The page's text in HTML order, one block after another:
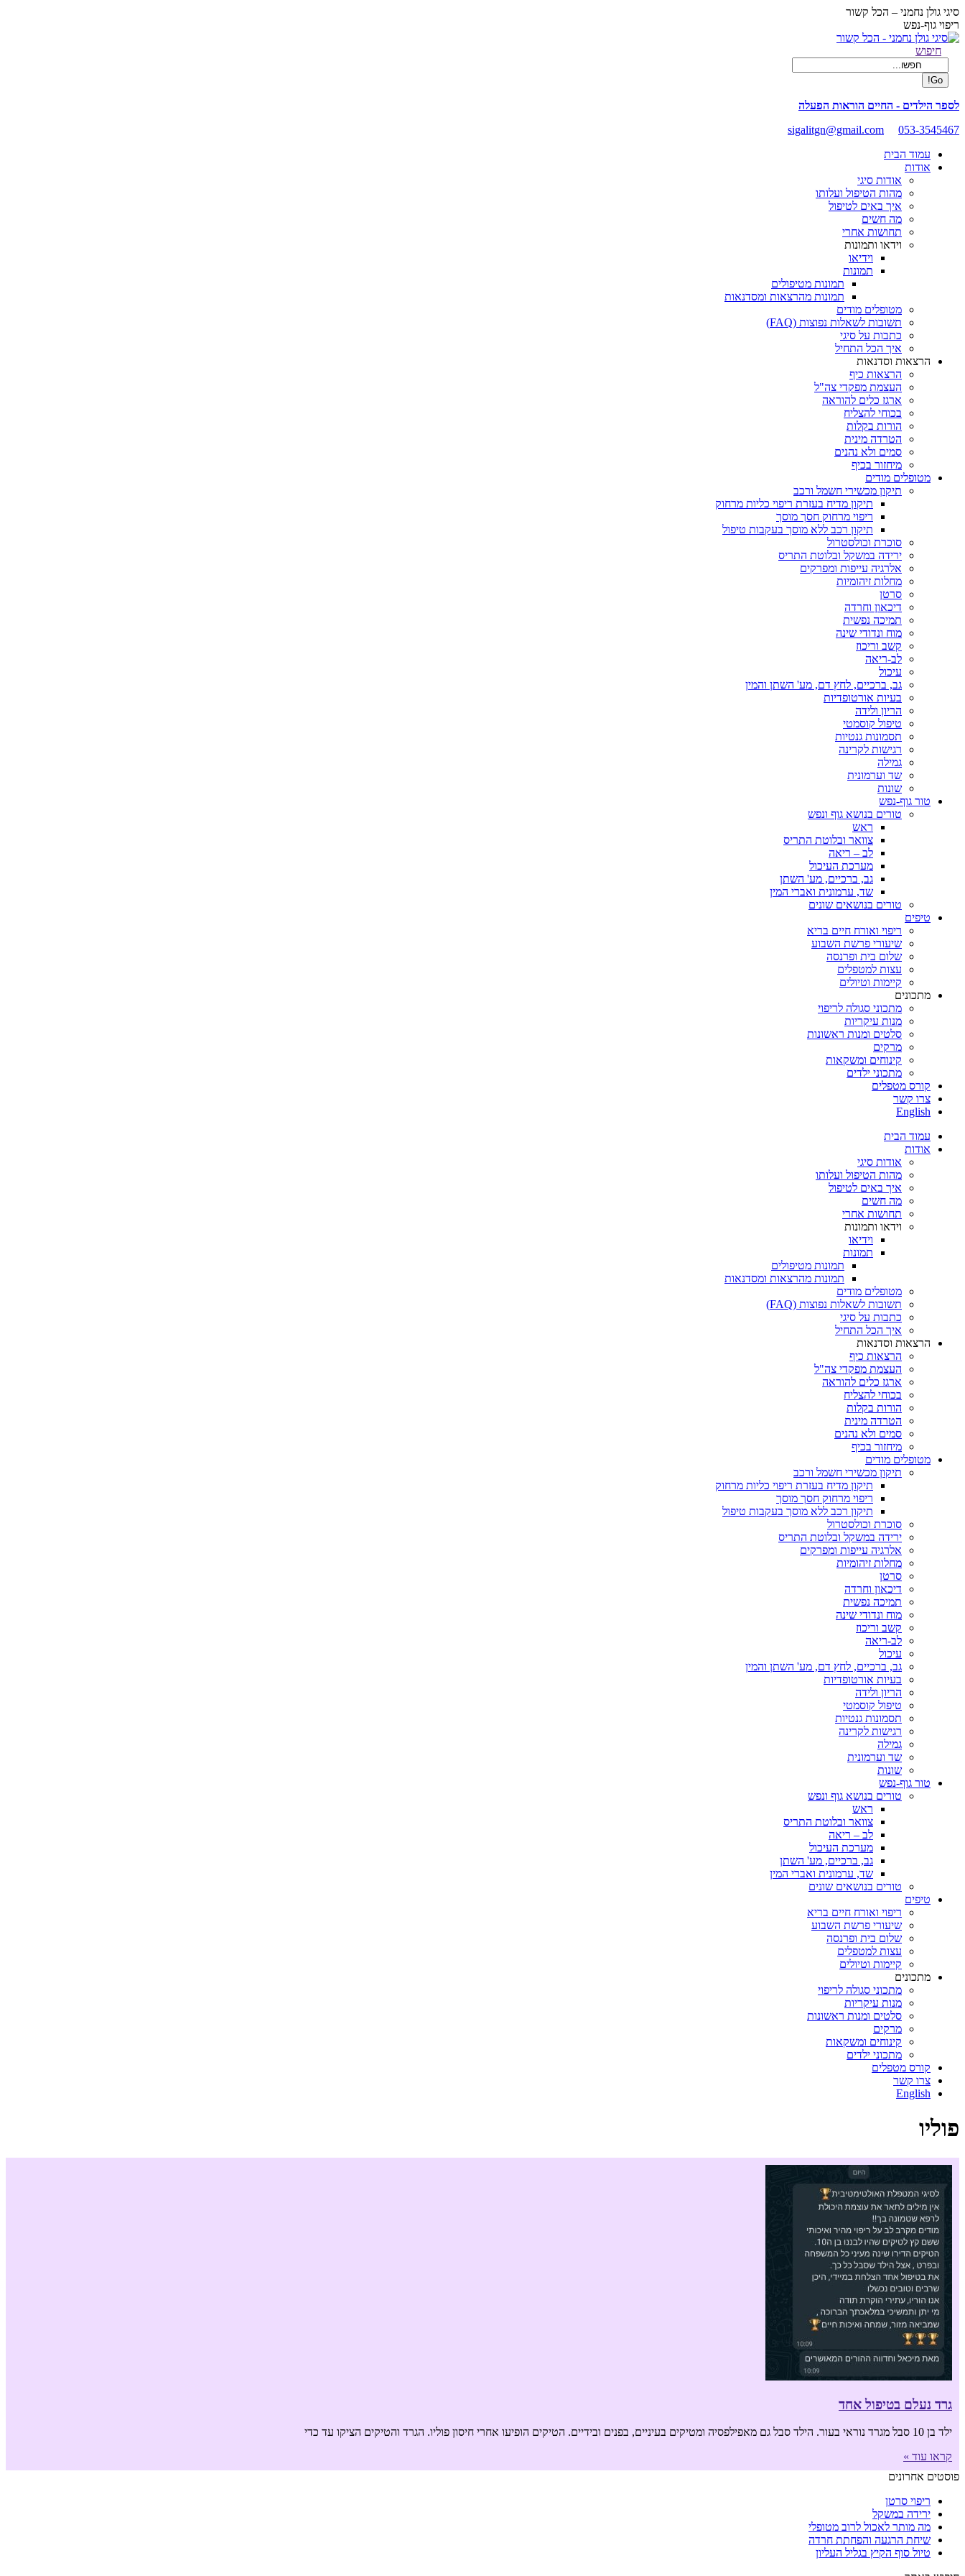
Skip
to
content
סיגי גולן נחמני – הכל קשור
ריפוי גוף-נפש
Facebook
opens
new
window
Search:
חיפוש
לספר הילדים - החיים הוראות הפעלה
sigalitgn@gmail.com
053-3545467
עמוד הבית
אודות
אודות סיגי
מהות הטיפול ועלותו
איך באים לטיפול
מה חשים
תחושות אחרי
וידאו ותמונות
וידיאו
תמונות
תמונות מטיפולים
תמונות מהרצאות ומסדנאות
מטופלים מודים
תשובות לשאלות נפוצות (FAQ)
כתבות על סיגי
איך הכל התחיל
הרצאות וסדנאות
הרצאות כיף
העצמת מפקדי צה"ל
ארגז כלים להוראה
בכוחי להצליח
הורות בקלות
הטרדה מינית
סמים ולא נהנים
מיחזור בכיף
מטופלים מודים
תיקון מכשירי חשמל ורכב
תיקון מדיח בעזרת ריפוי כליות מרחוק
ריפוי מרחוק חסך מוסך
תיקון רכב ללא מוסך בעקבות טיפול
סוכרת וכולסטרול
ירידה במשקל ובלוטת התריס
אלרגיה עייפות ומפרקים
מחלות זיהומיות
סרטן
דיכאון וחרדה
תמיכה נפשית
מוח ונדודי שינה
קשב וריכוז
לב-ריאה
עיכול
גב, ברכיים, לחץ דם, מע' השתן והמין
בעיות אורטופדיות
הריון ולידה
טיפול קוסמטי
תסמונות גנטיות
רגישות לקרינה
גמילה
שד וערמונית
שונות
טור גוף-נפש
טורים בנושא גוף ונפש
ראש
צוואר ובלוטת התריס
לב – ריאה
מערכת העיכול
גב, ברכיים, מע' השתן
שד, ערמונית ואברי המין
טורים בנושאים שונים
טיפים
ריפוי ואורח חיים בריא
שיעורי פרשת השבוע
שלום בית ופרנסה
עצות למטפלים
קיימות וטיולים
מתכונים
מתכוני סגולה לריפוי
מנות עיקריות
סלטים ומנות ראשונות
מרקים
קינוחים ומשקאות
מתכוני ילדים
קורס מטפלים
צרו קשר
English
עמוד הבית
אודות
אודות סיגי
מהות הטיפול ועלותו
איך באים לטיפול
מה חשים
תחושות אחרי
וידאו ותמונות
וידיאו
תמונות
תמונות מטיפולים
תמונות מהרצאות ומסדנאות
מטופלים מודים
תשובות לשאלות נפוצות (FAQ)
כתבות על סיגי
איך הכל התחיל
הרצאות וסדנאות
הרצאות כיף
העצמת מפקדי צה"ל
ארגז כלים להוראה
בכוחי להצליח
הורות בקלות
הטרדה מינית
סמים ולא נהנים
מיחזור בכיף
מטופלים מודים
תיקון מכשירי חשמל ורכב
תיקון מדיח בעזרת ריפוי כליות מרחוק
ריפוי מרחוק חסך מוסך
תיקון רכב ללא מוסך בעקבות טיפול
סוכרת וכולסטרול
ירידה במשקל ובלוטת התריס
אלרגיה עייפות ומפרקים
מחלות זיהומיות
סרטן
דיכאון וחרדה
תמיכה נפשית
מוח ונדודי שינה
קשב וריכוז
לב-ריאה
עיכול
גב, ברכיים, לחץ דם, מע' השתן והמין
בעיות אורטופדיות
הריון ולידה
טיפול קוסמטי
תסמונות גנטיות
רגישות לקרינה
גמילה
שד וערמונית
שונות
טור גוף-נפש
טורים בנושא גוף ונפש
ראש
צוואר ובלוטת התריס
לב – ריאה
מערכת העיכול
גב, ברכיים, מע' השתן
שד, ערמונית ואברי המין
טורים בנושאים שונים
טיפים
ריפוי ואורח חיים בריא
שיעורי פרשת השבוע
שלום בית ופרנסה
עצות למטפלים
קיימות וטיולים
מתכונים
מתכוני סגולה לריפוי
מנות עיקריות
סלטים ומנות ראשונות
מרקים
קינוחים ומשקאות
מתכוני ילדים
קורס מטפלים
צרו קשר
English
פוליו
גרד נעלם בטיפול אחד
ילד בן 10 סבל מגרד נוראי בעור. הילד סבל גם מאפילפסיה ומטיקים בעיניים, בפנים ובידיים. הטיקים הופיעו אחרי חיסון פוליו. הגרד והטיקים הציקו עד כדי
קראו עוד »
פוסטים אחרונים
ריפוי סרטן
ירידה במשקל
מה מותר לאכול לרוב מטופלי
שיחת הרגעה והפחתת חרדה
טיול סוף הקיץ בגליל העליון